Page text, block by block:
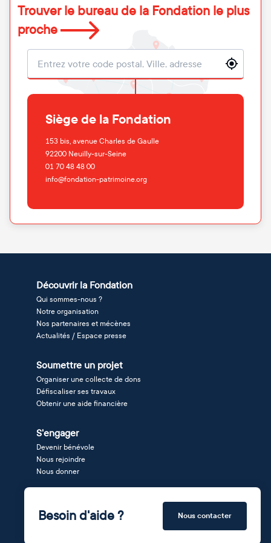
Trouver le bureau de la Fondation le plus
proche
Localisation
Siège de la Fondation
153 bis, avenue Charles de Gaulle
92200 Neuilly-sur-Seine
01 70 48 48 00
info@fondation-patrimoine.org
Découvrir la Fondation
Qui sommes-nous ?
Notre organisation
Nos partenaires et mécènes
Actualités / Espace presse
Soumettre un projet
Organiser une collecte de dons
Défiscaliser ses travaux
Obtenir une aide financière
S'engager
Devenir bénévole
Nous rejoindre
Nous donner
Besoin d'aide ? Nous contacter